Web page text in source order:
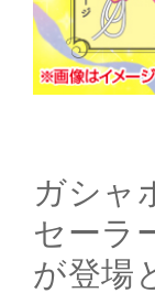
ガシャ
セーラ
が登場